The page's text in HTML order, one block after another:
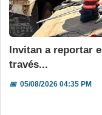
Invitan a reportar
través...
📅05/08/2026 04:35 PM